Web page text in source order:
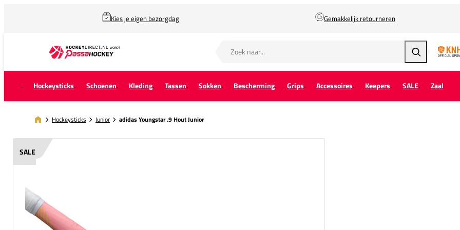
Kies je eigen bezorgdag Gemakkelijk retourneren
Zoeken
Hockeysticks Schoenen Kleding Tassen Sokken Bescherming Grips Accessoires Keepers SALE Zaal
Hockeysticks Junior adidas Youngstar .9 Hout Junior
SALE